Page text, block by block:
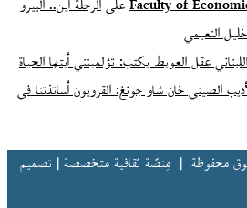
Faculty ofعلىالرحلة أين.. البيرو
النعيمي
عقل العويط يكتب: تؤلمينني أيتها الحياة
الصيني خان شاو جونغ: القرويون أساتذتنا في
مِنصّة ثقافية متخصصة | تصميم